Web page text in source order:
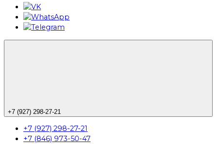
+7 (927) 298-27-21
+7 (927) 298-27-21
+7 (846) 973-50-47